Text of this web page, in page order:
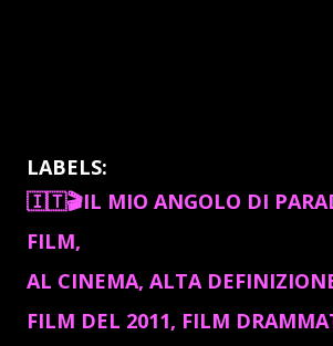
LABELS:
🇮🇹🎬IL MIO ANGOLO DI
FILM
AL CINEMA ALTA
FILM DEL 2011 FILM